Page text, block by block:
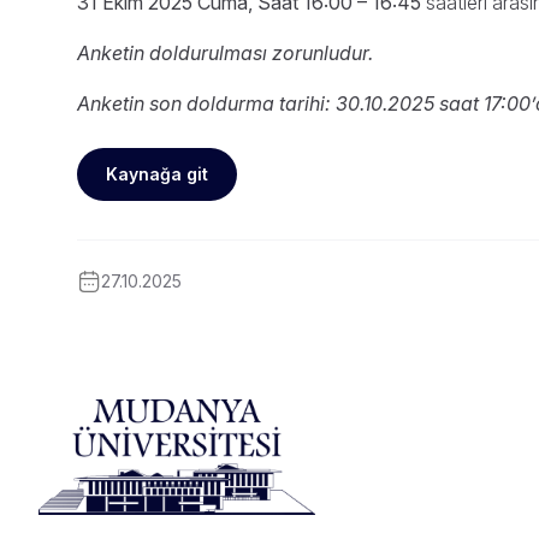
Anketin doldurulması zorunludur.
Anketin son doldurma tarihi: 30.10.2025 saat
Kaynağa git
27.10.2025